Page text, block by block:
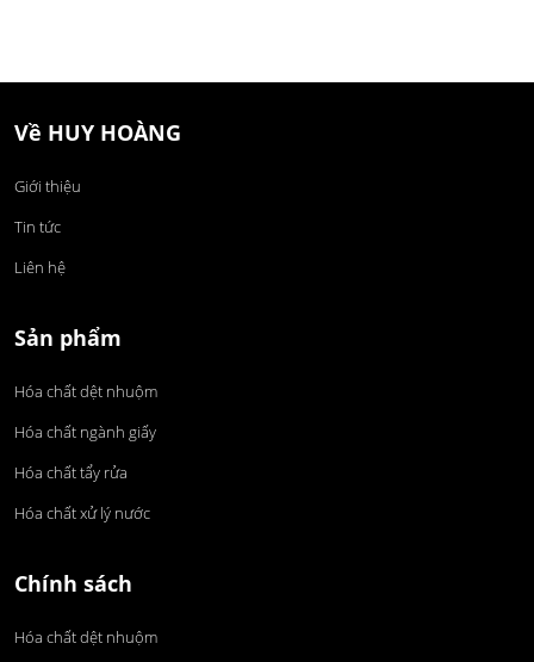
Về HUY HOÀNG
Giới thiệu
Tin tức
Liên hệ
Sản phẩm
Hóa chất dệt nhuộm
Hóa chất ngành giấy
Hóa chất tẩy rửa
Hóa chất xử lý nước
Chính sách
Hóa chất dệt nhuộm